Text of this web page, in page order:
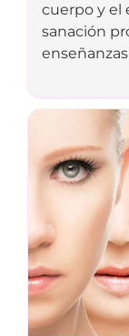
cuerpo y el
sanación